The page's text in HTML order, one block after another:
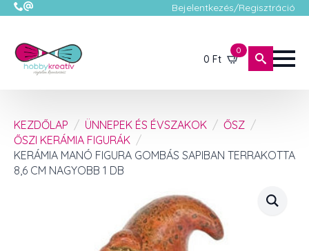
Bejelentkezés/Regisztráció
0 Ft
0
KEZDŐLAP ÜNNEPEK ÉS ÉVSZAKOK
ŐSZ
ŐSZI KERÁMIA FIGURÁK
KERÁMIA MANÓ FIGURA GOMBÁS SAPIBAN TERRAKOTTA
8,6 CM NAGYOBB 1 DB